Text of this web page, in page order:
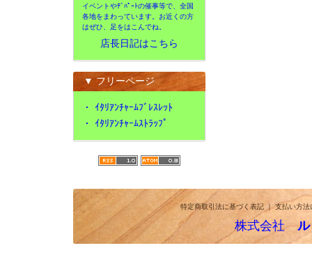
イベントやﾃﾞﾊﾟｰﾄの催事等で、全国
各地をまわっています。お近くの方
はぜひ、足をはこんでね。
店長日記はこちら
▼ フリーページ
・ ｲﾀﾘｱﾝﾁｬｰﾑﾌﾞﾚｽﾚｯﾄ
・ ｲﾀﾘｱﾝﾁｬｰﾑｽﾄﾗｯﾌﾟ
特定商取引法に基づく表記｜支払い方法
株式会社